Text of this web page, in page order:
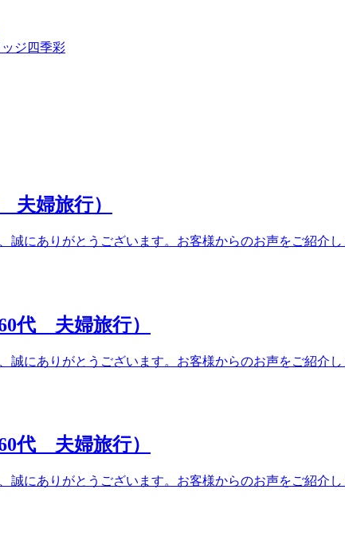
ジ四季彩
婦旅行）
誠にありがとうございます。お客様からのお声をご紹介
代 夫婦旅行）
誠にありがとうございます。お客様からのお声をご紹介
代 夫婦旅行）
誠にありがとうございます。お客様からのお声をご紹介